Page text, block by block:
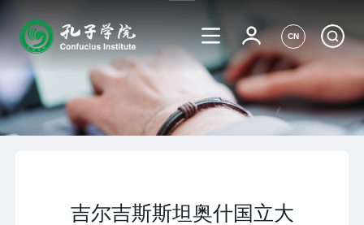
CN
吉尔吉斯斯坦奥什国立大